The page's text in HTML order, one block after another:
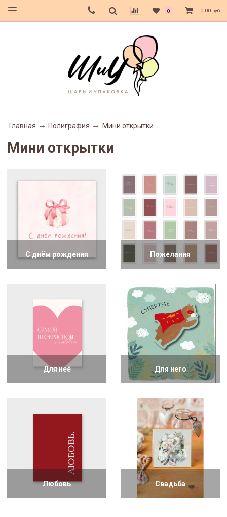
0 0.00 руб
Главная Полиграфия Мини открытки
Мини открытки
С днём рождения Пожелания
Для неё Для него
Любовь Свадьба